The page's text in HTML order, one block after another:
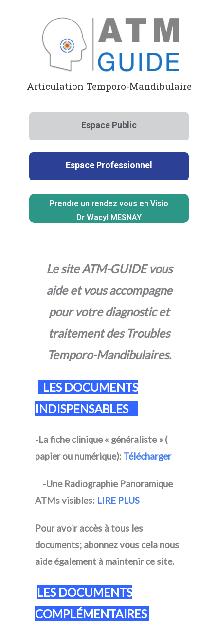
Articulation Temporo-Mandibulaire
Espace Public
Espace Professionnel
Prendre un rendez vous en Visio
Dr Wacyl MESNAY
Le site ATM-GUIDE vous
aide et vous accompagne
pour votre diagnostic et
traitement des Troubles
Temporo-Mandibulaires.
LES DOCUMENTS
INDISPENSABLES
-La fiche clinique « généraliste » (
papier ou numérique): Télécharger
-Une Radiographie Panoramique
ATMs visibles: LIRE PLUS
Pour avoir accès à tous les
documents; abonnez vous cela nous
aide également à maintenir ce site.
LES DOCUMENTS
COMPLÉMENTAIRES